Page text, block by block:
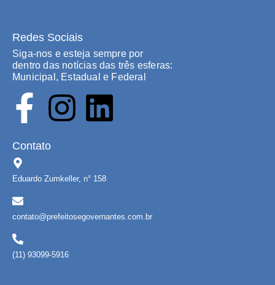
Redes Sociais
Siga-nos e esteja sempre por
dentro das notícias das três esferas:
Municipal, Estadual e Federal
Contato
Eduardo Zumkeller, n° 158
contato@prefeitosegovernantes.com.br
(11) 93099-5916